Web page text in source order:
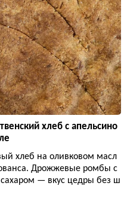
хлеб с апельсино
хлеб на оливковом масл
Дрожжевые ромбы с
— вкус цедры без ш